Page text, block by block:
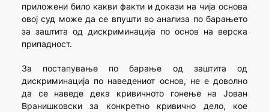
приложени било какви факти и докази на чија основа
овој суд може да се впушти во анализа по барањето
за заштита од дискриминација по основ на верска
припадност.
За постапување по барање од заштита од
дискриминација по наведениот основ, не е доволно
да се наведе дека кривичното гонење на Јован
Вранишковски за конкретно кривично дело, кое